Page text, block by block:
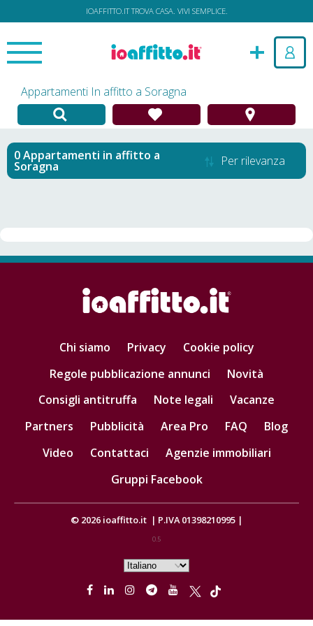
IOAFFITTO.IT TROVA CASA. VIVI SEMPLICE.
Appartamenti In affitto a Soragna
Appartamenti in affitto a
Soragna Per rilevanza
Chi siamo Privacy
Cookie policy
Regole pubblicazione annunci
Novità
Consigli antitruffa
Note legali
Vacanze
Partners
Pubblicità Area Pro FAQ
Blog
Video
Contattaci
Agenzie immobiliari
Gruppi Facebook
© 2026 ioaffitto.it | P.IVA 01398210995 |
0.5